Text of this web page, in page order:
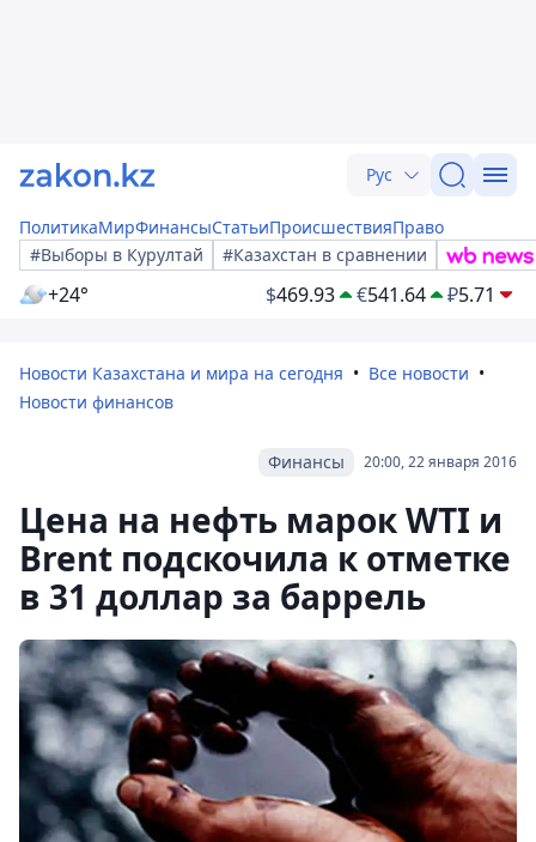
Рус
ПолитикаМирФинансыСтатьиПроисшествияПраво
#Выборы в Курултай
#Казахстан в сравнении
+24° $469.93 €541.64 ₽5.71
Новости Казахстана и мира на сегодня
Все новости
Новости финансов
20:00, 22 января 2016
Финансы
Цена на нефть марок WTI и
Brent подскочила к отметке
в 31 доллар за баррель